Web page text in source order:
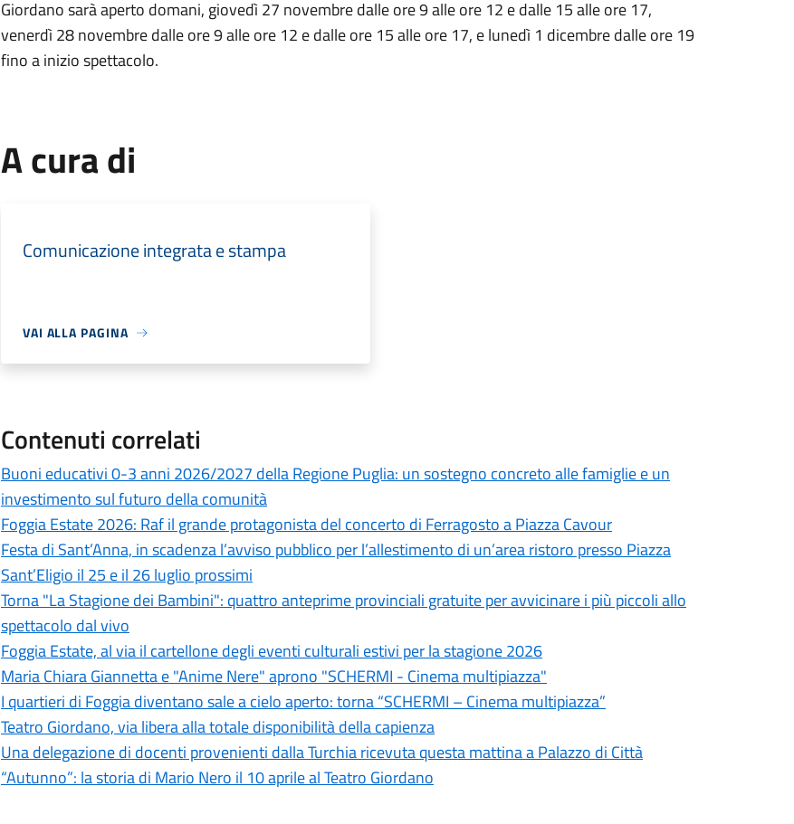
Giordano sarà aperto domani, giovedì 27 novembre dalle ore 9 alle ore 12 e dalle 15 alle ore 17,
venerdì 28 novembre dalle ore 9 alle ore 12 e dalle ore 15 alle ore 17, e lunedì 1 dicembre dalle ore 19
fino a inizio spettacolo.
A cura di
Comunicazione integrata e stampa
VAI ALLA PAGINA
Contenuti correlati
Buoni educativi 0-3 anni 2026/2027 della Regione Puglia: un sostegno concreto alle famiglie e un
investimento sul futuro della comunità
Foggia Estate 2026: Raf il grande protagonista del concerto di Ferragosto a Piazza Cavour
Festa di Sant’Anna, in scadenza l’avviso pubblico per l’allestimento di un’area ristoro presso Piazza
Sant’Eligio il 25 e il 26 luglio prossimi
Torna "La Stagione dei Bambini": quattro anteprime provinciali gratuite per avvicinare i più piccoli allo
spettacolo dal vivo
Foggia Estate, al via il cartellone degli eventi culturali estivi per la stagione 2026
Maria Chiara Giannetta e "Anime Nere" aprono "SCHERMI - Cinema multipiazza"
I quartieri di Foggia diventano sale a cielo aperto: torna “SCHERMI – Cinema multipiazza”
Teatro Giordano, via libera alla totale disponibilità della capienza
Una delegazione di docenti provenienti dalla Turchia ricevuta questa mattina a Palazzo di Città
“Autunno”: la storia di Mario Nero il 10 aprile al Teatro Giordano